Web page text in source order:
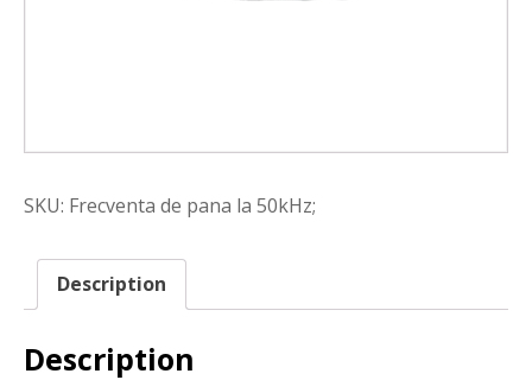
SKU: Frecventa de pana la 50kHz;
Description
Description